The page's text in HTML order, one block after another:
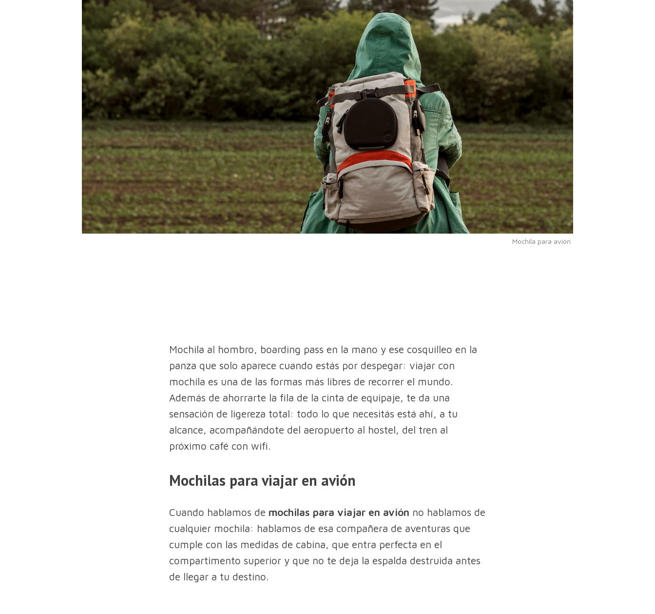
Mochila para avión
Mochila al hombro, boarding pass en la mano y ese cosquilleo en la
panza que solo aparece cuando estás por despegar: viajar con
mochila es una de las formas más libres de recorrer el mundo.
Además de ahorrarte la fila de la cinta de equipaje, te da una
sensación de ligereza total: todo lo que necesitás está ahí, a tu
alcance, acompañándote del aeropuerto al hostel, del tren al
próximo café con wifi.
Mochilas para viajar en avión
Cuando hablamos de mochilas para viajar en avión no hablamos de
cualquier mochila: hablamos de esa compañera de aventuras que
cumple con las medidas de cabina, que entra perfecta en el
compartimento superior y que no te deja la espalda destruida antes
de llegar a tu destino.